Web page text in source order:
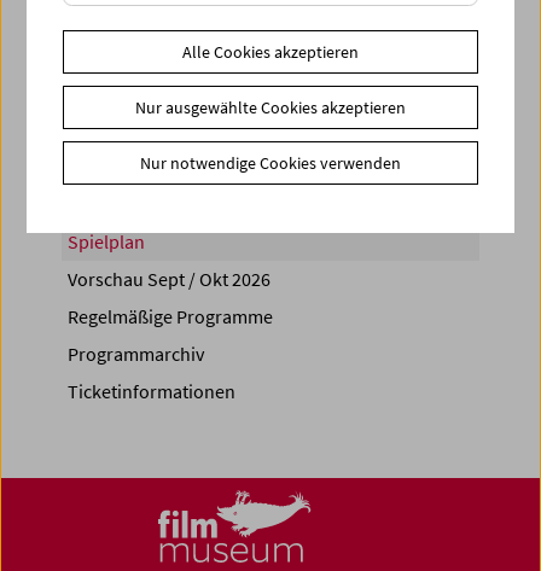
Share on
Spielplan
Vorschau Sept / Okt 2026
Regelmäßige Programme
Programmarchiv
Ticketinformationen
Alle Cookies akzeptieren
Nur ausgewählte Cookies akzeptieren
Nur notwendige Cookies verwenden